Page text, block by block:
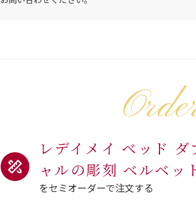
レデイメイ ベッド
ャルの彫刻 ベルベッ
をセミオーダーで注文する